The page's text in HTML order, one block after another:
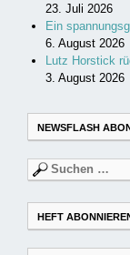
23. Juli 2026
Ein
6. August 2026
Lutz Horstick
3. August 2026
NEWSFLASH
Suchen
nach:
HEFT